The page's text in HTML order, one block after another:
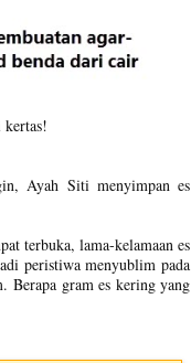
Ayah Siti menyimpan es
terbuka, lama-kelamaan es
peristiwa menyublim pada
Berapa gram es kering yang